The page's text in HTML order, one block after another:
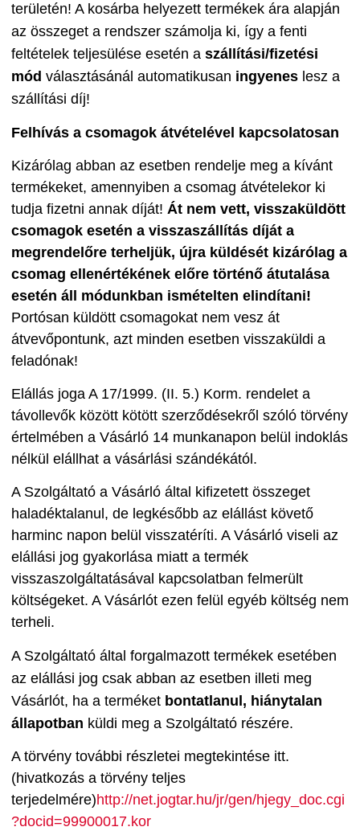
területén! A kosárba helyezett termékek ára alapján
az összeget a rendszer számolja ki, így a fenti
feltételek teljesülése esetén a szállítási/fizetési
mód választásánál automatikusan ingyenes lesz a
szállítási díj!
Felhívás a csomagok átvételével kapcsolatosan
Kizárólag abban az esetben rendelje meg a kívánt
termékeket, amennyiben a csomag átvételekor ki
tudja fizetni annak díját! Át nem vett, visszaküldött
csomagok esetén a visszaszállítás díját a
megrendelőre terheljük, újra küldését kizárólag a
csomag ellenértékének előre történő átutalása
esetén áll módunkban ismételten elindítani!
Portósan küldött csomagokat nem vesz át
átvevőpontunk, azt minden esetben visszaküldi a
feladónak!
Elállás joga A 17/1999. (II. 5.) Korm. rendelet a
távollevők között kötött szerződésekről szóló törvény
értelmében a Vásárló 14 munkanapon belül indoklás
nélkül elállhat a vásárlási szándékától.
A Szolgáltató a Vásárló által kifizetett összeget
haladéktalanul, de legkésőbb az elállást követő
harminc napon belül visszatéríti. A Vásárló viseli az
elállási jog gyakorlása miatt a termék
visszaszolgáltatásával kapcsolatban felmerült
költségeket. A Vásárlót ezen felül egyéb költség nem
terheli.
A Szolgáltató által forgalmazott termékek esetében
az elállási jog csak abban az esetben illeti meg
Vásárlót, ha a terméket bontatlanul, hiánytalan
állapotban küldi meg a Szolgáltató részére.
A törvény további részletei megtekintése itt.
(hivatkozás a törvény teljes
terjedelmére)http://net.jogtar.hu/jr/gen/hjegy_doc.cgi
?docid=99900017.kor